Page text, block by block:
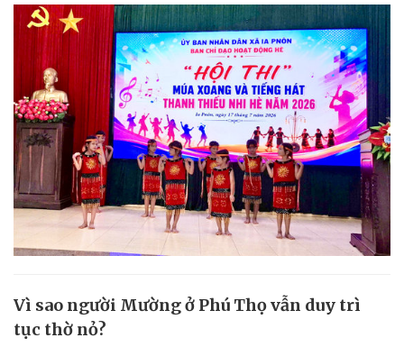
Vì sao người Mường ở Phú Thọ vẫn duy trì
tục thờ nỏ?